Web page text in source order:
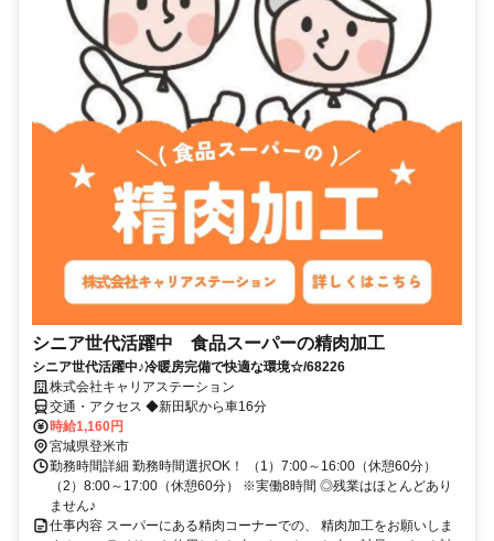
シニア世代活躍中 食品スーパーの精肉加工
シニア世代活躍中♪冷暖房完備で快適な環境☆/68226
株式会社キャリアステーション
交通・アクセス ◆新田駅から車16分
時給1,160円
宮城県登米市
勤務時間詳細 勤務時間選択OK！ （1）7:00～16:00（休憩60分）
（2）8:00～17:00（休憩60分） ※実働8時間 ◎残業はほとんどあり
ません♪
仕事内容 スーパーにある精肉コーナーでの、 精肉加工をお願いしま